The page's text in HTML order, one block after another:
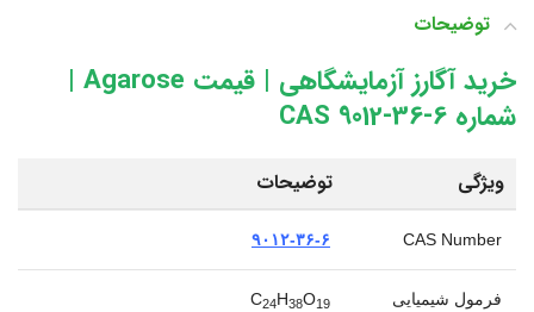
توضیحات
خرید آگارز آزمایشگاهی | قیمت Agarose |
شماره CAS 9012-36-6
ویژگی توضیحات
CAS Number ۹۰۱۲-۳۶-۶
فرمول شیمیایی C24H38O19